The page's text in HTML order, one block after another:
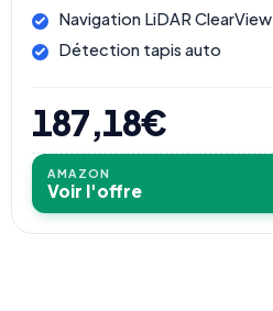
Navigation LiDAR ClearView
Détection tapis auto
187,18€
AMAZON
Voir l'offre